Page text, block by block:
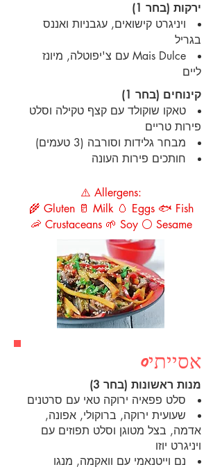
ירקות (בחר 1)
ויניגרט קישואים, עגבניות ואננס
בגריל
Mais Dulce עם צ'יפוטלה, מיונז
ליים
קינוחים (בחר 1)
טאקו שוקולד עם קצף טקילה וסלט
פירות טריים
מבחר גלידות וסורבה (3 טעמים)
חותכים פירות העונה
⚠️ Allergens:
🌾 Gluten 🥛 Milk 🥚 Eggs 🐟 Fish
🦐 Crustaceans 🌱 Soy ⚪ Sesame
אסייתי0
מנות ראשונות (בחר 3)
סלט פפאיה ירוקה טאי עם סרטנים
שעועית ירוקה, ברוקולי, אפונה,
אדמה, בצל מטוגן וסלט תפוזים עם
ויניגרט יוזו
נם וייטנאמי עם וואקמה, מנגו